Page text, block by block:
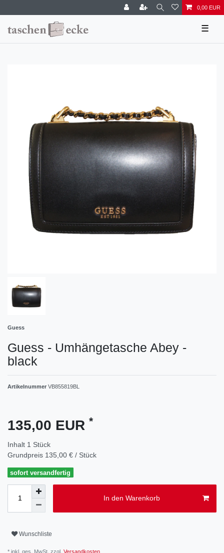
0,00 EUR
☰
Guess
Guess - Umhängetasche Abey -
black
Artikelnummer VB855819BL
135,00 EUR *
Inhalt 1 Stück
Grundpreis 135,00 € / Stück
sofort versandfertig
In den Warenkorb
Wunschliste
* inkl. ges. MwSt. zzgl. Versandkosten